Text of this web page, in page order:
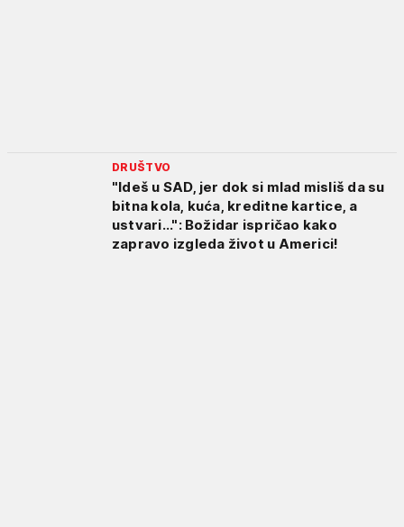
DRUŠTVO
"Ideš u SAD, jer dok si mlad misliš da su
bitna kola, kuća, kreditne kartice, a
ustvari...": Božidar ispričao kako
zapravo izgleda život u Americi!